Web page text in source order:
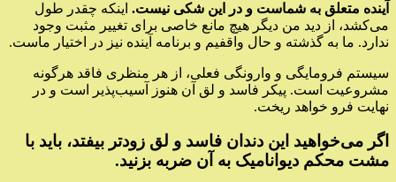
آینده متعلق به شماست و در این شکی نیست. اینکه چقدر طول
می‌کشد، از دید من دیگر هیچ مانع خاصی برای تغییر مثبت وجود
ندارد. ما به گذشته و حال واقفیم و برنامه آینده نیز در اختیار ماست.
سیستم فرومایگی و وارونگی فعلی، از هر منظری فاقد هرگونه
مشروعیت است. پیکر فاسد و لق آن هنوز آسیب‌پذیر است و در
نهایت فرو خواهد ریخت.
اگر می‌خواهید این دندان فاسد و لق زودتر بیفتد، باید با
مشت محکم دیوانامیک به آن ضربه بزنید.